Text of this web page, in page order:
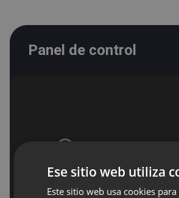
Panel de control
Ese sitio web utiliza
Este sitio web usa cookies